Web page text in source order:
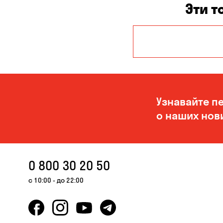
Эти
Бережинка
Зазимье
Клинцы
Узнавайте
о наших
0 800 30 20 50
с 10:00 - до 22:00